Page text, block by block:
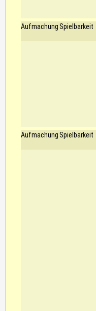
Aufmachung Spielbarkeit
Aufmachung Spielbarkeit